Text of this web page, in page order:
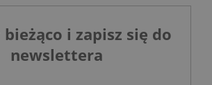
bieżąco i zapisz się do
newslettera